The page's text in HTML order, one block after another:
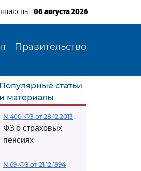
на: 06 августа 2026
Правительство
Популярные статьи
и материалы
N 400-ФЗ от 28.12.2013
ФЗ о страховых
пенсиях
N 69-ФЗ от 21.12.1994